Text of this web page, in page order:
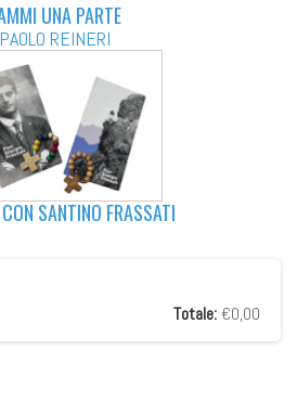
UNA PARTE
PAOLO REINERI
SANTINO FRASSATI
Totale: €0,00